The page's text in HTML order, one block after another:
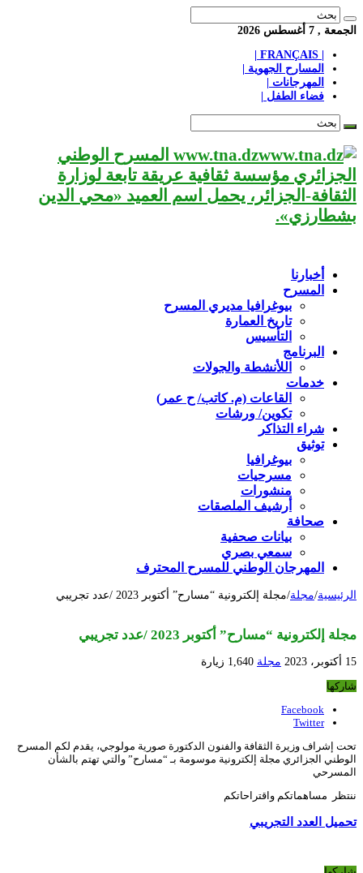
الجمعة , 7 أغسطس 2026
المسارح الجهوية |
المهرجانات |
فضاء الطفل |
www.tna.dz المسرح الوطني
الجزائري مؤسسة ثقافية عريقة تابعة لوزارة
الثقافة-الجزائر، يحمل اسم العميد «محي الدين
بشطارزي».
أخبارنا
المسرح
بيوغرافيا مديري المسرح
تاريخ العمارة
التأسيس
البرنامج
اللأنشطة والجولات
خدمات
القاعات (م. كاتب/ ح عمر)
تكوين/ ورشات
شراء التذاكر
توثيق
بيوغرافيا
مسرحيات
منشورات
أرشيف الملصقات
صحافة
بيانات صحفية
سمعي بصري
المهرجان الوطني للمسرح المحترف
الرئيسية/مجلة/مجلة إلكترونية “مسارح” أكتوبر 2023 /عدد تجريبي
مجلة إلكترونية “مسارح” أكتوبر 2023 /عدد تجريبي
15 أكتوبر، 2023 مجلة 1,640 زيارة
شاركها
Facebook
Twitter
تحت إشراف وزيرة الثقافة والفنون الدكتورة صورية مولوجي، يقدم لكم المسرح
الوطني الجزائري مجلة إلكترونية موسومة بـ “مسارح” والتي تهتم بالشأن
المسرحي
ننتظر مساهماتكم واقتراحاتكم
تحميل العدد التجريبي